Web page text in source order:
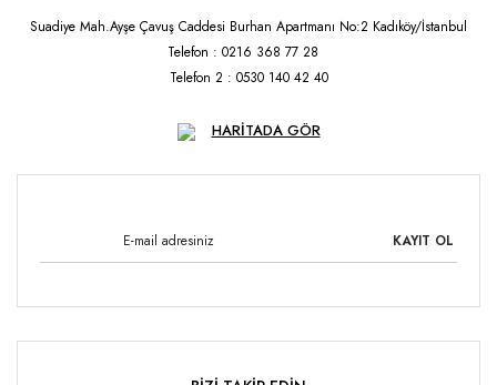
Suadiye Mah.Ayşe Çavuş Caddesi Burhan Apartmanı No:2 Kadıköy/İstanbul
Telefon : 0216 368 77 28
Telefon 2 : 0530 140 42 40
HARİTADA GÖR
KAYIT OL